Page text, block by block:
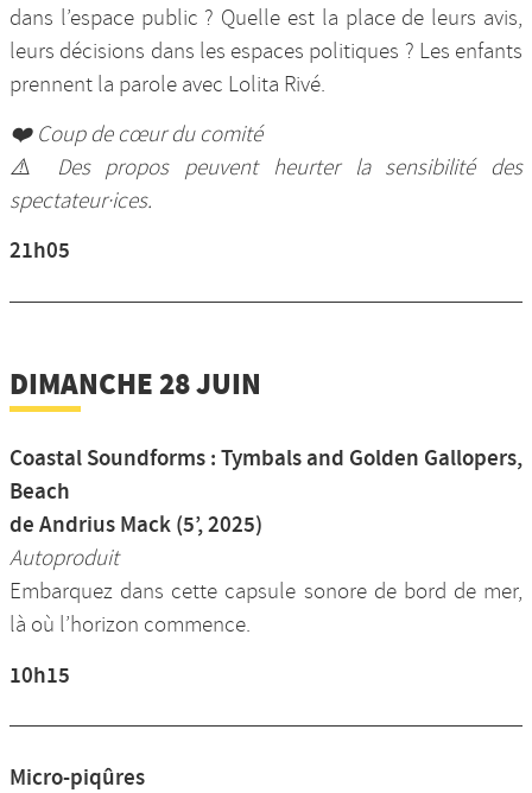
dans l’espace public ? Quelle est la place de leurs avis,
leurs décisions dans les espaces politiques ? Les enfants
prennent la parole avec Lolita Rivé.
❤️ Coup de cœur du comité
⚠️ Des propos peuvent heurter la sensibilité des
spectateur·ices.
21h05
DIMANCHE 28 JUIN
Coastal Soundforms : Tymbals and Golden Gallopers,
Beach
de Andrius Mack (5’, 2025)
Autoproduit
Embarquez dans cette capsule sonore de bord de mer,
là où l’horizon commence.
10h15
Micro-piqûres